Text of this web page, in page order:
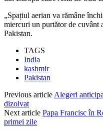
„Spațiul aerian va rămâne
miercuri un purtător de
Pakistan.
TAGS
India
kashmir
Pakistan
Previous article Alegeri
dizolvat
Next article Papa Francisc în
primei zile